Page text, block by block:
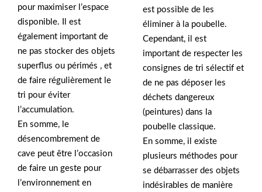
pour maximiser l’espace
disponible. Il est
également important de
ne pas stocker des objets
superflus ou périmés , et
de faire régulièrement le
tri pour éviter
l’accumulation.
En somme, le
désencombrement de
cave peut être l’occasion
de faire un geste pour
l’environnement en
est possible de les
éliminer à la poubelle.
Cependant, il est
important de respecter les
consignes de tri sélectif et
de ne pas déposer les
déchets dangereux
(peintures) dans la
poubelle classique.
En somme, il existe
plusieurs méthodes pour
se débarrasser des objets
indésirables de manière